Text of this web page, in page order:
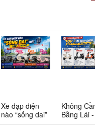
Xe đạp điện
nào “sống dai”
nhất sau 5
Không
Bằng Lái
3 Xe Đạp